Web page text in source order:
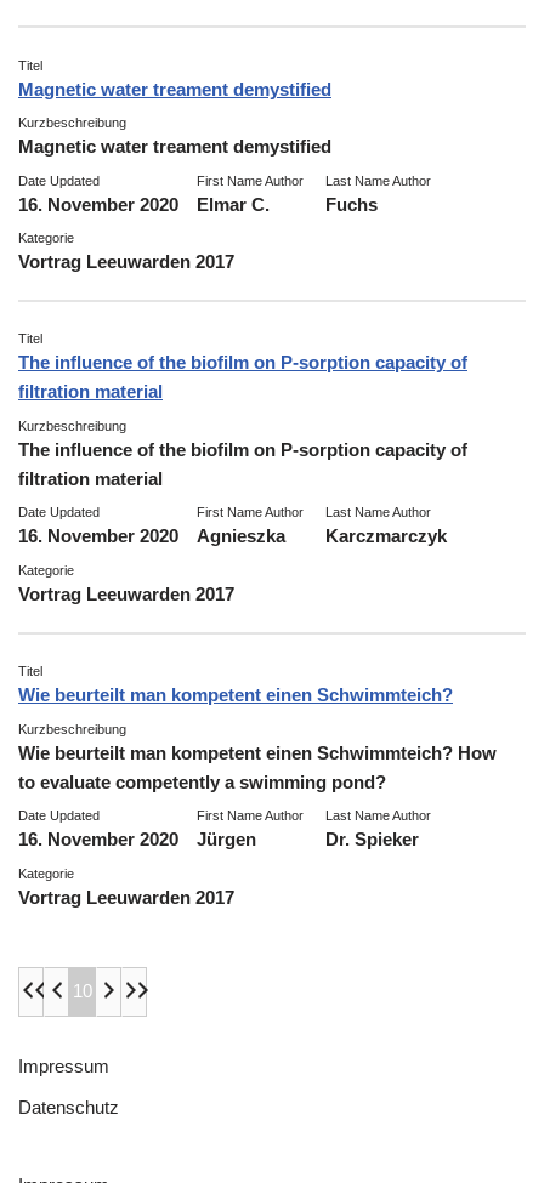
Titel
Magnetic water treament demystified
Kurzbeschreibung
Magnetic water treament demystified
Date Updated
16. November 2020
First Name Author
Elmar C.
Last Name Author
Fuchs
Kategorie
Vortrag Leeuwarden 2017
Titel
The influence of the biofilm on P-sorption capacity of
filtration material
Kurzbeschreibung
The influence of the biofilm on P-sorption capacity of
filtration material
Date Updated
16. November 2020
First Name Author
Agnieszka
Last Name Author
Karczmarczyk
Kategorie
Vortrag Leeuwarden 2017
Titel
Wie beurteilt man kompetent einen Schwimmteich?
Kurzbeschreibung
Wie beurteilt man kompetent einen Schwimmteich? How
to evaluate competently a swimming pond?
Date Updated
16. November 2020
First Name Author
Jürgen
Last Name Author
Dr. Spieker
Kategorie
Vortrag Leeuwarden 2017
10
Impressum
Datenschutz